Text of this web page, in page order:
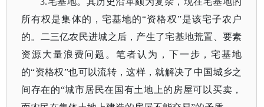
所有权是集体的，宅基地的“资格权”是该宅子农户
的。二三亿农民进城之后，产生了宅基地荒置、要素
资源大量浪费问题。笔者认为，下一步，宅基地
的“资格权”也可以流转，这样，就解决了中国城乡之
间存在的“城市居民在国有土地上的房屋可以买卖，